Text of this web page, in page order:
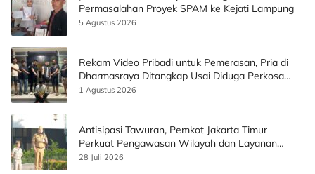
Permasalahan Proyek SPAM ke Kejati Lampung
5 Agustus 2026
Rekam Video Pribadi untuk Pemerasan, Pria di
Dharmasraya Ditangkap Usai Diduga Perkosa
Korban
1 Agustus 2026
Antisipasi Tawuran, Pemkot Jakarta Timur
Perkuat Pengawasan Wilayah dan Layanan
Publik
28 Juli 2026